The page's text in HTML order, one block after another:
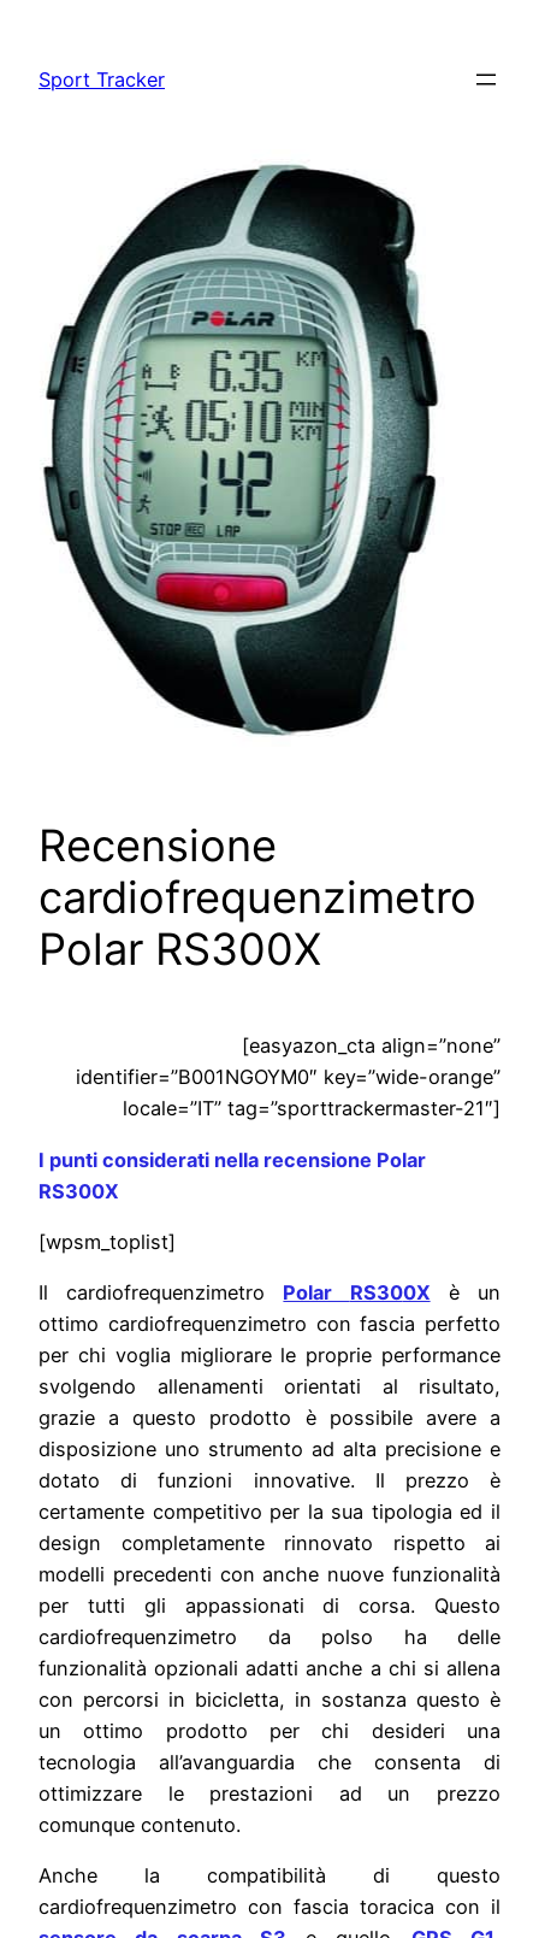
contenuto
Sport Tracker
Recensione
cardiofrequenzimetro
Polar RS300X
[easyazon_cta align=”none”
identifier=”B001NGOYM0″ key=”wide-orange”
locale=”IT” tag=”sporttrackermaster-21″]
I punti considerati nella recensione Polar
RS300X
[wpsm_toplist]
Il cardiofrequenzimetro Polar RS300X è un
ottimo cardiofrequenzimetro con fascia perfetto
per chi voglia migliorare le proprie performance
svolgendo allenamenti orientati al risultato,
grazie a questo prodotto è possibile avere a
disposizione uno strumento ad alta precisione e
dotato di funzioni innovative. Il prezzo è
certamente competitivo per la sua tipologia ed il
design completamente rinnovato rispetto ai
modelli precedenti con anche nuove funzionalità
per tutti gli appassionati di corsa. Questo
cardiofrequenzimetro da polso ha delle
funzionalità opzionali adatti anche a chi si allena
con percorsi in bicicletta, in sostanza questo è
un ottimo prodotto per chi desideri una
tecnologia all’avanguardia che consenta di
ottimizzare le prestazioni ad un prezzo
comunque contenuto.
Anche la compatibilità di questo
cardiofrequenzimetro con fascia toracica con il